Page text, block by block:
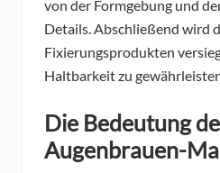
von der Formgebung und
Details. Abschließend wird
Fixierungsprodukten
Haltbarkeit zu
Die Bedeutung
Augenbrauen-